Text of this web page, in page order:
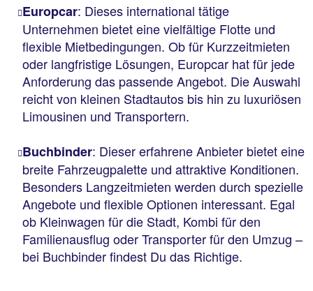
Europcar: Dieses international tätige
Unternehmen bietet eine vielfältige Flotte und
flexible Mietbedingungen. Ob für Kurzzeitmieten
oder langfristige Lösungen, Europcar hat für jede
Anforderung das passende Angebot. Die Auswahl
reicht von kleinen Stadtautos bis hin zu luxuriösen
Limousinen und Transportern.
Buchbinder: Dieser erfahrene Anbieter bietet eine
breite Fahrzeugpalette und attraktive Konditionen.
Besonders Langzeitmieten werden durch spezielle
Angebote und flexible Optionen interessant. Egal
ob Kleinwagen für die Stadt, Kombi für den
Familienausflug oder Transporter für den Umzug –
bei Buchbinder findest Du das Richtige.